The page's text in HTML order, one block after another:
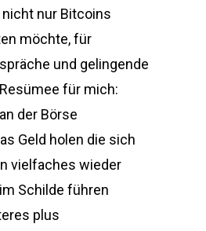
nur Bitcoins
möchte, für
und gelingende
für mich:
der Börse
Geld holen die sich
vielfaches wieder
Schilde führen
plus